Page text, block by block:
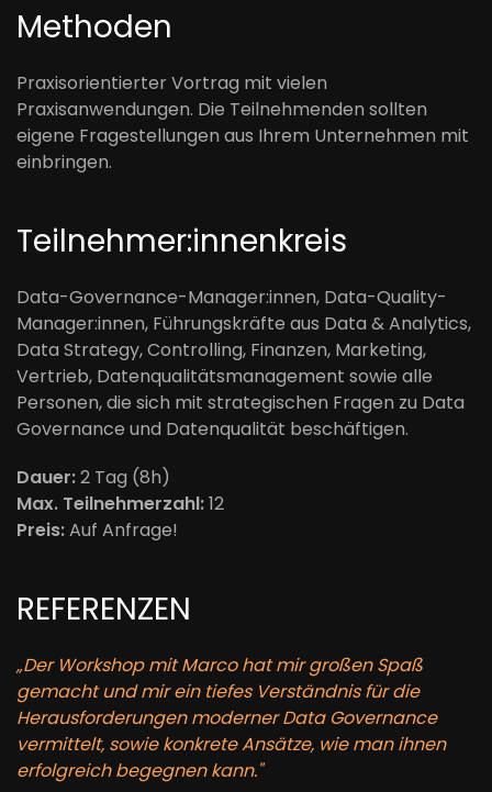
Methoden
Praxisorientierter Vortrag mit vielen
Praxisanwendungen. Die Teilnehmenden sollten
eigene Fragestellungen aus Ihrem Unternehmen mit
einbringen.
Teilnehmer:innenkreis
Data-Governance-Manager:innen, Data-Quality-
Manager:innen, Führungskräfte aus Data & Analytics,
Data Strategy, Controlling, Finanzen, Marketing,
Vertrieb, Datenqualitätsmanagement sowie alle
Personen, die sich mit strategischen Fragen zu Data
Governance und Datenqualität beschäftigen.
Dauer:2 Tag (8h)
Max. Teilnehmerzahl:12
Preis:Auf Anfrage!
REFERENZEN
„Der Workshop mit Marco hat mir großen Spaß
gemacht und mir ein tiefes Verständnis für die
Herausforderungen moderner Data Governance
vermittelt, sowie konkrete Ansätze, wie man ihnen
erfolgreich begegnen kann."